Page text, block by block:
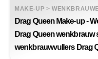
MAKE-UP >
Drag Queen Make-up -
Drag Queen wenkbrauw
wenkbrauwvullers Drag